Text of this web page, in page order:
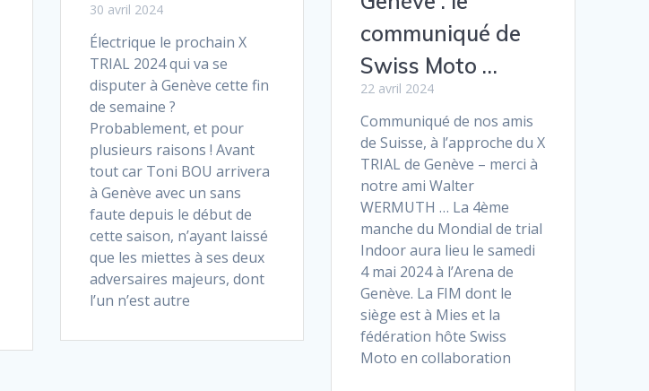
30 avril 2024
Électrique le prochain X
TRIAL 2024 qui va se
disputer à Genève cette fin
de semaine ?
Probablement, et pour
plusieurs raisons ! Avant
tout car Toni BOU arrivera
à Genève avec un sans
faute depuis le début de
cette saison, n’ayant laissé
que les miettes à ses deux
adversaires majeurs, dont
l’un n’est autre
communiqué de
Swiss Moto …
22 avril 2024
Communiqué de nos amis
de Suisse, à l’approche du X
TRIAL de Genève – merci à
notre ami Walter
WERMUTH … La 4ème
manche du Mondial de trial
Indoor aura lieu le samedi
4 mai 2024 à l’Arena de
Genève. La FIM dont le
siège est à Mies et la
fédération hôte Swiss
Moto en collaboration